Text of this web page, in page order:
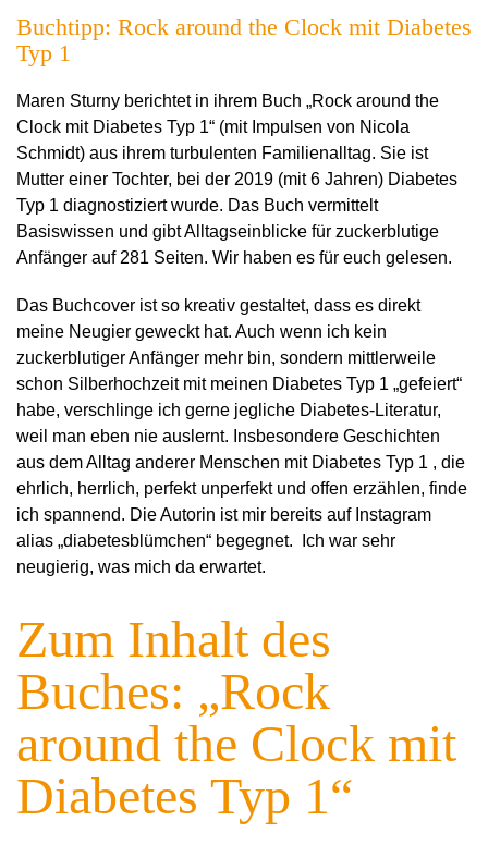
Buchtipp: Rock around the Clock mit Diabetes
Typ 1
Maren Sturny berichtet in ihrem Buch „Rock around the
Clock mit Diabetes Typ 1“ (mit Impulsen von Nicola
Schmidt) aus ihrem turbulenten Familienalltag. Sie ist
Mutter einer Tochter, bei der 2019 (mit 6 Jahren) Diabetes
Typ 1 diagnostiziert wurde. Das Buch vermittelt
Basiswissen und gibt Alltagseinblicke für zuckerblutige
Anfänger auf 281 Seiten. Wir haben es für euch gelesen.
Das Buchcover ist so kreativ gestaltet, dass es direkt
meine Neugier geweckt hat. Auch wenn ich kein
zuckerblutiger Anfänger mehr bin, sondern mittlerweile
schon Silberhochzeit mit meinen Diabetes Typ 1 „gefeiert“
habe, verschlinge ich gerne jegliche Diabetes-Literatur,
weil man eben nie auslernt. Insbesondere Geschichten
aus dem Alltag anderer Menschen mit Diabetes Typ 1 , die
ehrlich, herrlich, perfekt unperfekt und offen erzählen, finde
ich spannend. Die Autorin ist mir bereits auf Instagram
alias „diabetesblümchen“ begegnet. Ich war sehr
neugierig, was mich da erwartet.
Zum Inhalt des
Buches: „Rock
around the Clock mit
Diabetes Typ 1“